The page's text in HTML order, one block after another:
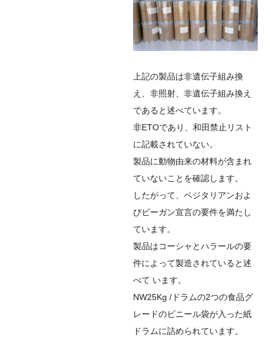
上記の製品は非遺伝子組み換
え、非照射、非遺伝子組み換え
であると述べています。
非ETOであり、和田禁止リスト
に記載されていない。
製品に動物由来の材料が含まれ
ていないことを確認します。
したがって、ベジタリアンおよ
びビーガン宣言の要件を満たし
ています。
製品はコーシャとハラールの要
件によって製造されていると述
べて います。
NW25Kg /ドラムの2つの食品グ
レードのビニール袋が入った紙
ドラムに詰められています。